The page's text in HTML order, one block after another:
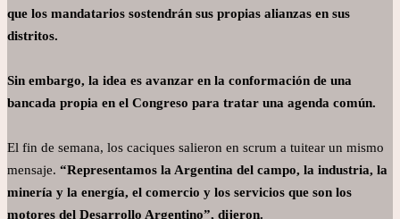
que los mandatarios sostendrán sus propias alianzas en sus
distritos.
Sin embargo, la idea es avanzar en la conformación de una
bancada propia en el Congreso para tratar una agenda común.
El fin de semana, los caciques salieron en scrum a tuitear un mismo
mensaje. “Representamos la Argentina del campo, la industria, la
minería y la energía, el comercio y los servicios que son los
motores del Desarrollo Argentino”, dijeron.